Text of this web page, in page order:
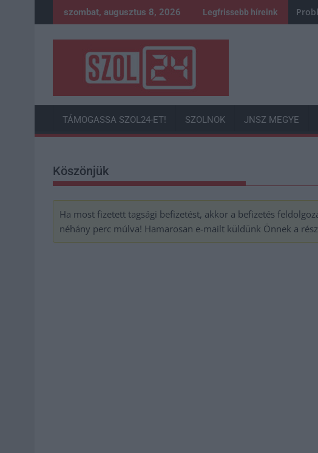
to
szombat, augusztus 8, 2026 Legfrissebb híreink
TÁMOGASSA SZOL24-ET! SZOLNOK JNSZ MEGYE
Köszönjük
Ha most fizetett tagsági befizetést, akkor a befizetés
néhány perc múlva! Hamarosan e-mailt küldünk Önnek a